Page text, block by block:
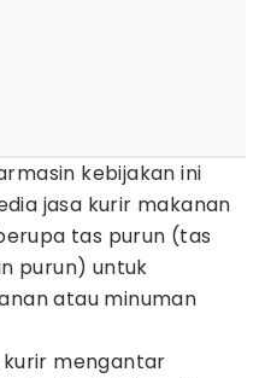
kebijakan ini
jasa kurir makanan
tas purun (tas
purun) untuk
atau minuman
kurir mengantar